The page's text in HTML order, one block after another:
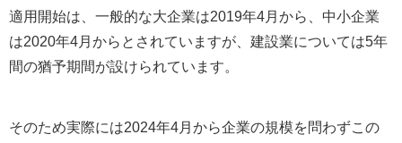
適用開始は、一般的な大企業は2019年4月から、中小企業
は2020年4月からとされていますが、建設業については5年
間の猶予期間が設けられています。
そのため実際には2024年4月から企業の規模を問わずこの